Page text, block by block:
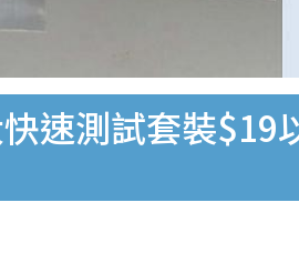
快速測試套裝